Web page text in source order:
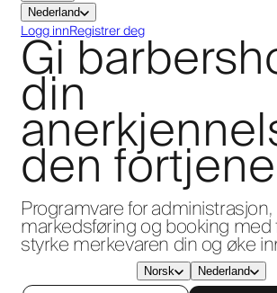
Nederland
Logg innRegistrer deg
Gi
din
den
Programvare for administrasjon,
markedsføring og booking med
styrke merkevaren din og øke
Norsk Nederland